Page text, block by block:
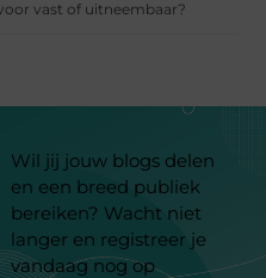
vast of uitneembaar?
Wil jij jouw blogs delen
en een breed publiek
bereiken? Wacht niet
langer en registreer je
vandaag nog op